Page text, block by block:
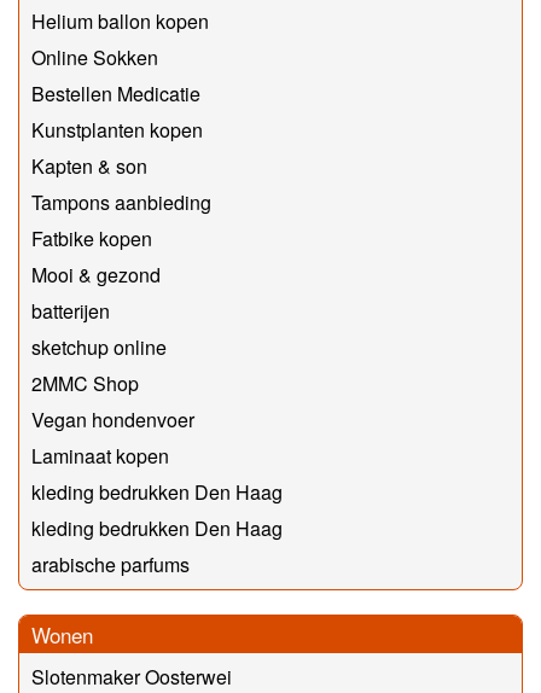
Helium ballon kopen
Online Sokken
Bestellen Medicatie
Kunstplanten kopen
Kapten & son
Tampons aanbieding
Fatbike kopen
Mooi & gezond
batterijen
sketchup online
2MMC Shop
Vegan hondenvoer
Laminaat kopen
kleding bedrukken Den Haag
kleding bedrukken Den Haag
arabische parfums
Wonen
Slotenmaker Oosterwei